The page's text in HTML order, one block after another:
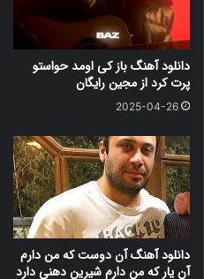
دانلود آهنگ باز کی اومد حواستو
پرت کرد از مجین رایگان
2025-04-26
دانلود آهنگ آن دوست که من دارم
آن یار که من دارم شیرین دهنی دارد